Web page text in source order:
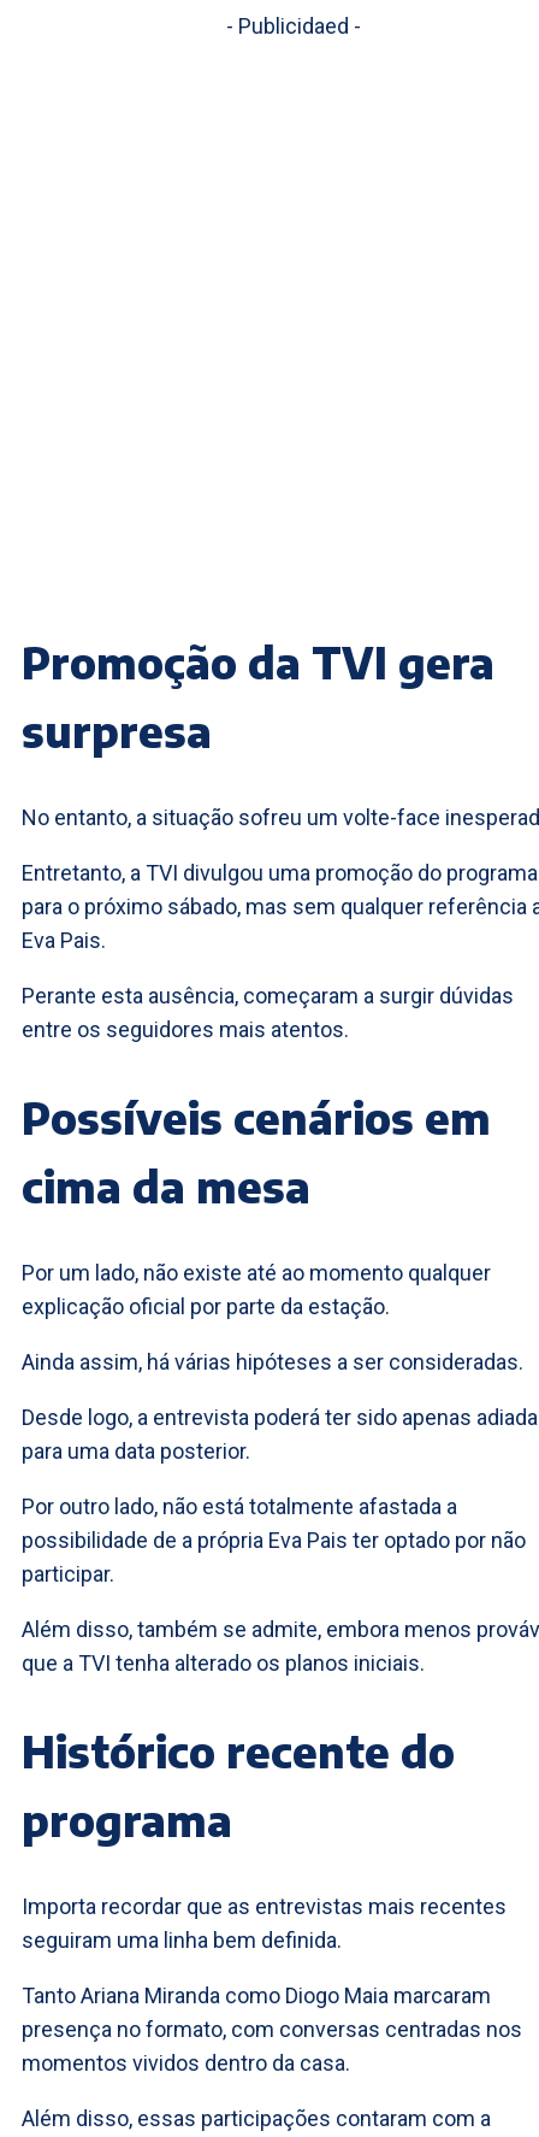
- Publicidaed -
Promoção da TVI gera
surpresa
No entanto, a situação sofreu um volte-face
Entretanto, a TVI divulgou uma promoção do programa
para o próximo sábado, mas sem qualquer referência
Eva Pais.
Perante esta ausência, começaram a surgir dúvidas
entre os seguidores mais atentos.
Possíveis cenários em
cima da mesa
Por um lado, não existe até ao momento qualquer
explicação oficial por parte da estação.
Ainda assim, há várias hipóteses a ser consideradas.
Desde logo, a entrevista poderá ter sido apenas adiada
para uma data posterior.
Por outro lado, não está totalmente afastada a
possibilidade de a própria Eva Pais ter optado por não
participar.
Além disso, também se admite, embora menos
que a TVI tenha alterado os planos iniciais.
Histórico recente do
programa
Importa recordar que as entrevistas mais recentes
seguiram uma linha bem definida.
Tanto Ariana Miranda como Diogo Maia marcaram
presença no formato, com conversas centradas nos
momentos vividos dentro da casa.
Além disso, essas participações contaram com a